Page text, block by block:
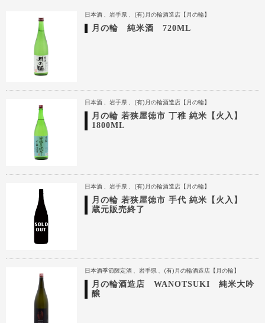
日本酒 岩手県 (有)月の輪酒造店【月の輪】
月の輪 純米酒 720ML
日本酒 岩手県 (有)月の輪酒造店【月の輪】
月の輪 若狭屋徳市 丁稚 純米【火入】
1800ML
日本酒 岩手県 (有)月の輪酒造店【月の輪】
月の輪 若狭屋徳市 手代 純米【火入】
蔵元販売終了
日本酒季節限定酒 岩手県 (有)月の輪酒造店【月の輪】
月の輪酒造店 WANOTSUKI 純米大吟
醸